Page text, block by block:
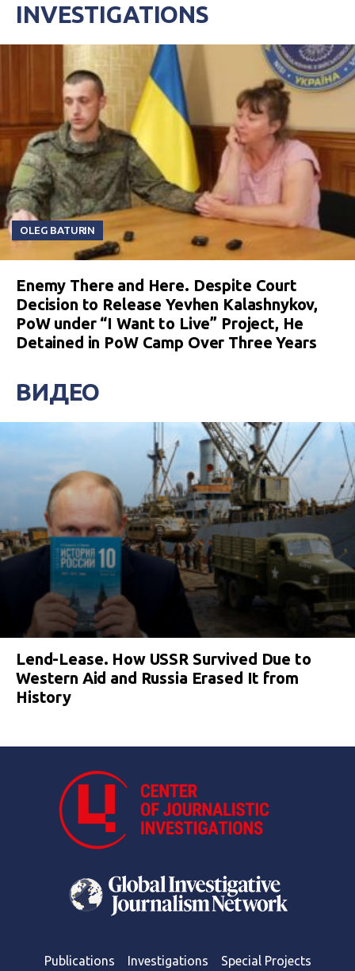
INVESTIGATIONS
OLEG BATURIN
Enemy There and Here. Despite Court
Decision to Release Yevhen Kalashnykov,
PoW under “I Want to Live” Project, He
Detained in PoW Camp Over Three Years
ВИДЕО
Lend-Lease. How USSR Survived Due to
Western Aid and Russia Erased It from
History
Publications Investigations Special Projects